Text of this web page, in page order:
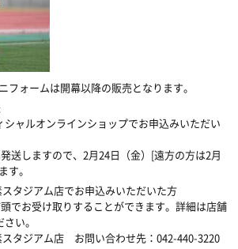
ォームは開幕以降の販売となります。
シャルオンラインショップでお申込みいただい
送しますので、2月24日（金）[遠方の方は2月
す。
スタジアム店でお申込みいただいた方
でお受け取りすることができます。詳細は店舗
い。
スタジアム店 お問い合わせ先：042-440-3220